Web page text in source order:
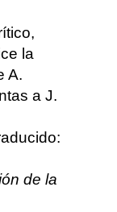
la
A.
a J.
de la